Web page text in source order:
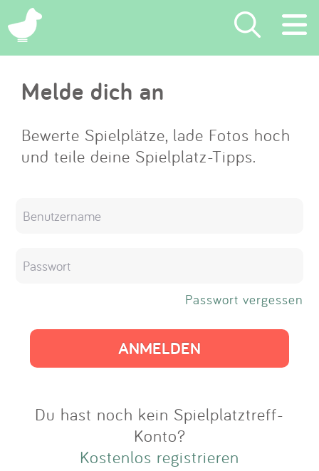
×
Suchen
Eintragen
App
Melde dich an
Bewerte Spielplätze, lade Fotos hoch
und teile deine Spielplatz-Tipps.
Passwort vergessen
Du hast noch kein Spielplatztreff-
Konto?
Kostenlos registrieren